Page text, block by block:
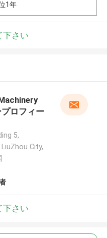
1年
下さい
ロフィー
5,
City,
下さい